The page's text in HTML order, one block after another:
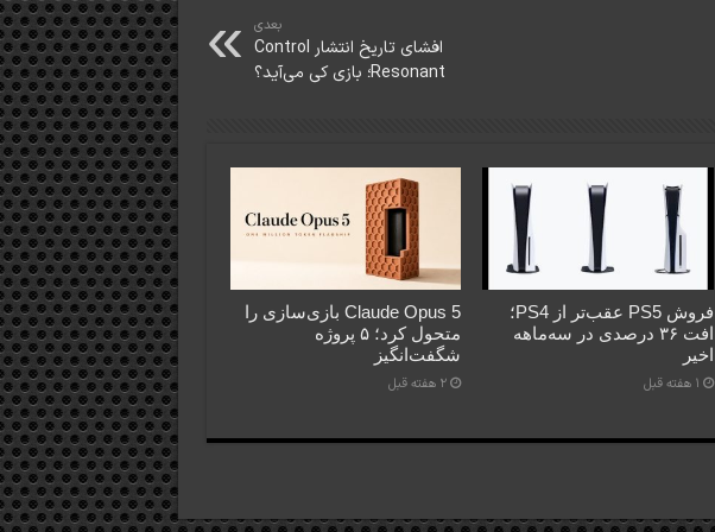
بعدی
افشای تاریخ انتشار Control
Resonant؛ بازی کی می‌آید؟
فروش PS5 عقب‌تر از PS4؛
افت ۳۶ درصدی در سه‌ماهه
اخیر
1 هفته قبل
Claude Opus 5 بازی‌سازی را
متحول کرد؛ ۵ پروژه
شگفت‌انگیز
2 هفته قبل